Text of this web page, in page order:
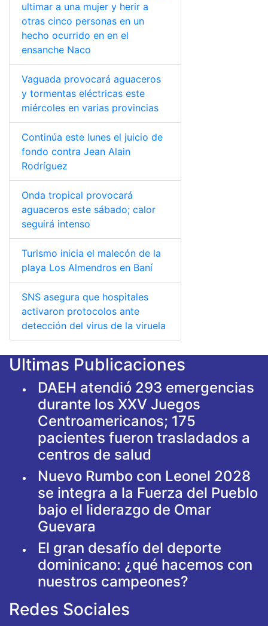
ultimar a una mujer y herir a
otras cinco personas en un
hecho ocurrido en en el
ensanche Naco
Vaguada provocará aguaceros
y tormentas eléctricas este
miércoles en varias provincias
Continúa este lunes el juicio de
fondo contra Jean Alain
Rodríguez
Onda tropical provocará
aguaceros este sábado; calor
seguirá intenso
Turismo inicia el malecón de la
playa Los Almendros en Baní
SNS asegura que hospitales
activaron protocolos ante
detección del virus de la viruela
Ultimas Publicaciones
DAEH atendió 293 emergencias
durante los XXV Juegos
Centroamericanos; 175
pacientes fueron trasladados a
centros de salud
Nuevo Rumbo con Leonel 2028
se integra a la Fuerza del Pueblo
bajo el liderazgo de Omar
Guevara
El gran desafío del deporte
dominicano: ¿qué hacemos con
nuestros campeones?
Redes Sociales